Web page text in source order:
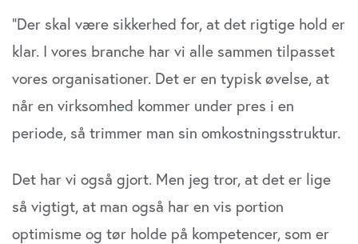
”Der skal være sikkerhed for, at det rigtige hold er
klar. I vores branche har vi alle sammen tilpasset
vores organisationer. Det er en typisk øvelse, at
når en virksomhed kommer under pres i en
periode, så trimmer man sin omkostningsstruktur.
Det har vi også gjort. Men jeg tror, at det er lige
så vigtigt, at man også har en vis portion
optimisme og tør holde på kompetencer, som er